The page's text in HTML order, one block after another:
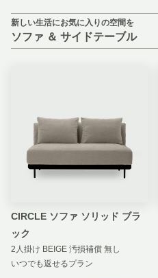
新しい生活にお気に入りの空間を
ソファ ＆ サイドテーブル
CIRCLE ソファ ソリッド ブラ
ック
2人掛け BEIGE 汚損補償 無し
いつでも返せるプラン